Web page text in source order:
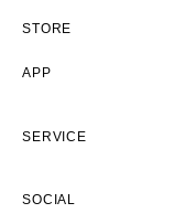
STORE
APP
SERVICE
SOCIAL